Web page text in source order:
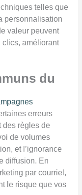
telles que
personnalisation
valeur peuvent
clics, améliorant
du
erreurs
des règles de
de volumes
et l’ignorance
diffusion. En
par courriel,
le risque que vos